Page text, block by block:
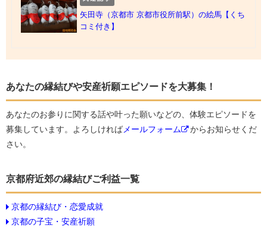
矢田寺（京都市 京都市役所前駅）の絵馬【くち
コミ付き】
あなたの縁結びや安産祈願エピソードを大募集！
あなたのお参りに関する話や叶った願いなどの、体験エピソードを
募集しています。よろしければ メールフォーム
からお知らせくだ
さい。
京都府近郊の縁結びご利益一覧
京都の縁結び・恋愛成就
京都の子宝・安産祈願